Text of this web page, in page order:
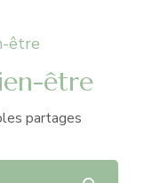
être
partages